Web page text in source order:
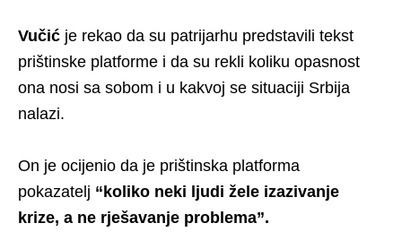
Vučić je rekao da su patrijarhu predstavili tekst
prištinske platforme i da su rekli koliku opasnost
ona nosi sa sobom i u kakvoj se situaciji Srbija
nalazi.
On je ocijenio da je prištinska platforma
pokazatelj “koliko neki ljudi žele izazivanje
krize, a ne rješavanje problema”.